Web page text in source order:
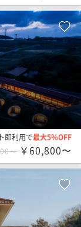
即利用で最大5％OFF
〜 ￥60,800〜